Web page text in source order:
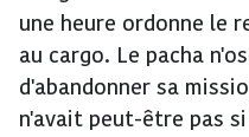
une heure ordonne le
au cargo. Le pacha
d'abandonner sa
n'avait peut-être pas